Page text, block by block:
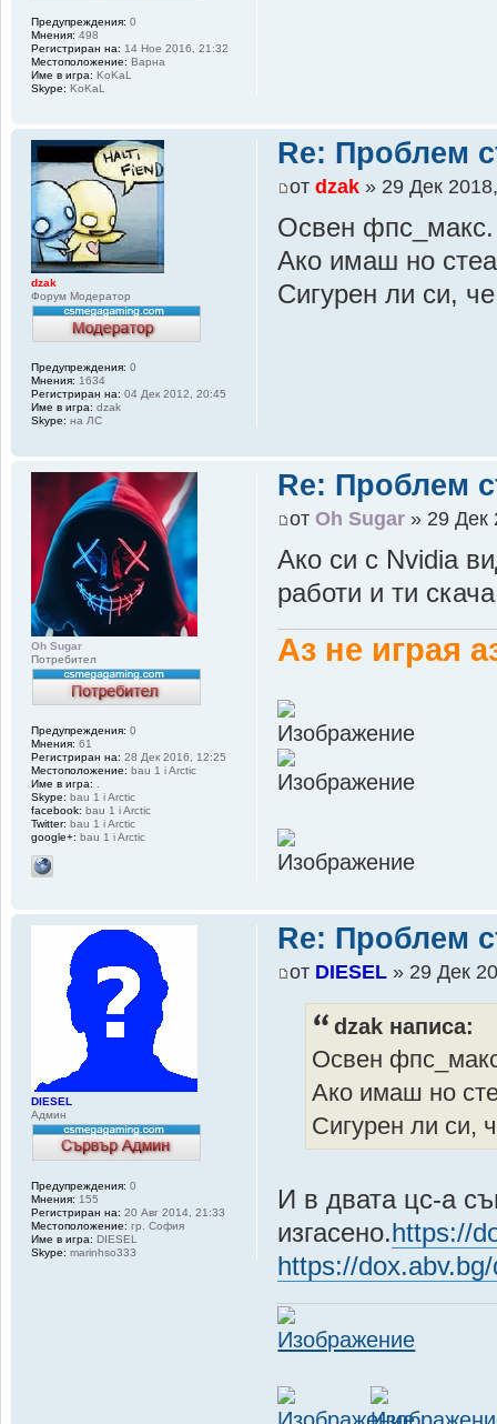
Предупреждения: 0
Мнения: 498
Регистриран на: 14 Ное 2016, 21:32
Местоположение: Варна
Име в игра: KoKaL
Skype: KoKaL
Re: Проблем
отdzak » 29 Дек
Освен фпс_макс.
Ако имаш но
Сигурен ли си,
dzak
Форум Модератор
Предупреждения: 0
Мнения: 1634
Регистриран на: 04 Дек 2012, 20:45
Име в игра: dzak
Skype: на ЛС
Re: Проблем
отOh Sugar » 29 Дек
Ако си с Nvidia
работи и ти
Аз не играя
Oh Sugar
Потребител
Предупреждения: 0
Мнения: 61
Регистриран на: 28 Дек 2016, 12:25
Местоположение: bau 1 i Arctic
Име в игра: .
Skype: bau 1 i Arctic
facebook: bau 1 i Arctic
Twitter: bau 1 i Arctic
google+: bau 1 i Arctic
Re: Проблем
от DIESEL » 29 Дек
dzak написа:
Освен
Ако имаш но
Сигурен ли си,
И в двата цс-а
изгасено.https://
https://
DIESEL
Админ
Предупреждения: 0
Мнения: 155
Регистриран на: 20 Авг 2014, 21:33
Местоположение: гр. София
Име в игра: DIESEL
Skype: marinhso333